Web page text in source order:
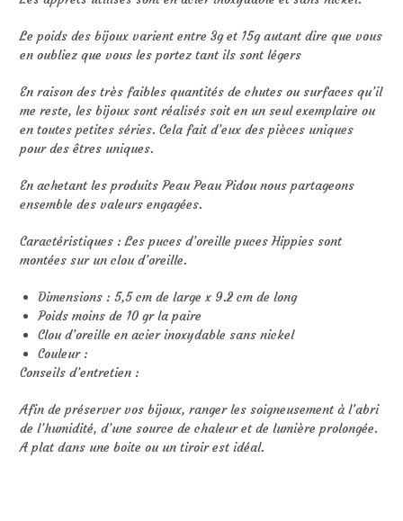
Le poids des bijoux varient entre 3g et 15g autant dire que vous
en oubliez que vous les portez tant ils sont légers
En raison des très faibles quantités de chutes ou surfaces qu’il
me reste, les bijoux sont réalisés soit en un seul exemplaire ou
en toutes petites séries. Cela fait d’eux des pièces uniques
pour des êtres uniques.
En achetant les produits Peau Peau Pidou nous partageons
ensemble des valeurs engagées.
Caractéristiques : Les puces d’oreille puces Hippies sont
montées sur un clou d’oreille.
Dimensions : 5,5 cm de large x 9.2 cm de long
Poids moins de 10 gr la paire
Clou d’oreille en acier inoxydable sans nickel
Couleur :
Conseils d’entretien :
Afin de préserver vos bijoux, ranger les soigneusement à l’abri
de l’humidité, d’une source de chaleur et de lumière prolongée.
A plat dans une boite ou un tiroir est idéal.